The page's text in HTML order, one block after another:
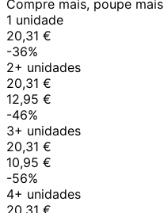
Compre mais, poupe mais
1 unidade
20,31 €
-36%
2+ unidades
20,31 €
12,95 €
-46%
3+ unidades
20,31 €
10,95 €
-56%
4+ unidades
20,31 €